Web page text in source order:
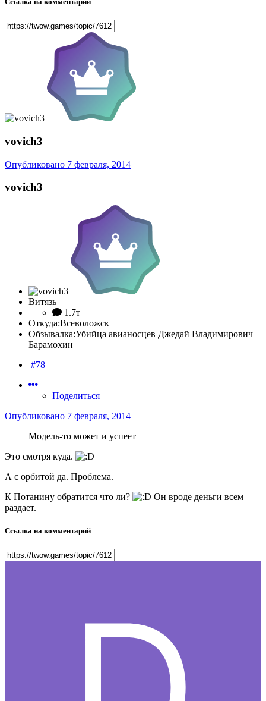
vovich3
Опубликовано 7 февраля, 2014
vovich3
Витязь
1.7т
Откуда:Всеволожск
Обзывалка:Убийца авианосцев Джедай Владимирович
Барамохин
#78
Поделиться
Опубликовано 7 февраля, 2014
Модель-то может и успеет
Это смотря куда.
А с орбитой да. Проблема.
К Потанину обратится что ли?
Он вроде деньги всем
раздает.
Ссылка на комментарий